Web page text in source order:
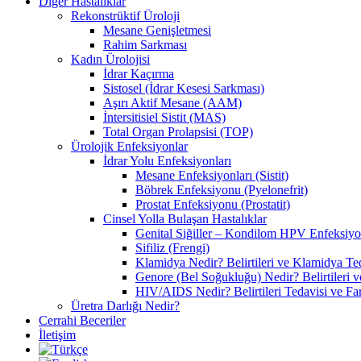
Rekonstrüktif Üroloji
Mesane Genişletmesi
Rahim Sarkması
Kadın Ürolojisi
İdrar Kaçırma
Sistosel (İdrar Kesesi Sarkması)
Aşırı Aktif Mesane (AAM)
İntersitisiel Sistit (MAS)
Total Organ Prolapsisi (TOP)
Ürolojik Enfeksiyonlar
İdrar Yolu Enfeksiyonları
Mesane Enfeksiyonları (Sistit)
Böbrek Enfeksiyonu (Pyelonefrit)
Prostat Enfeksiyonu (Prostatit)
Cinsel Yolla Bulaşan Hastalıklar
Genital Siğiller – Kondilom HPV
Sifiliz (Frengi)
Klamidya Nedir? Belirtileri ve Klamidya
Genore (Bel Soğukluğu) Nedir? Belirtileri
HIV/AIDS Nedir? Belirtileri Tedavisi ve
Üretra Darlığı Nedir?
Cerrahi Beceriler
İletişim